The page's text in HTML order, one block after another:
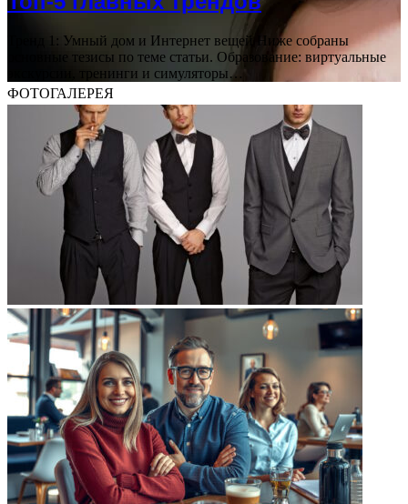
Тренд 1: Умный дом и Интернет вещей Ниже собраны
основные тезисы по теме статьи. Образование: виртуальные
экскурсии, тренинги и симуляторы…
ФОТОГАЛЕРЕЯ